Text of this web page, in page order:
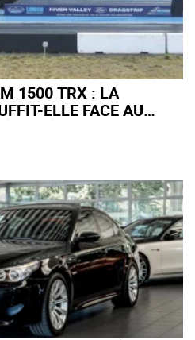
1500 TRX : LA
ELLE FACE AU